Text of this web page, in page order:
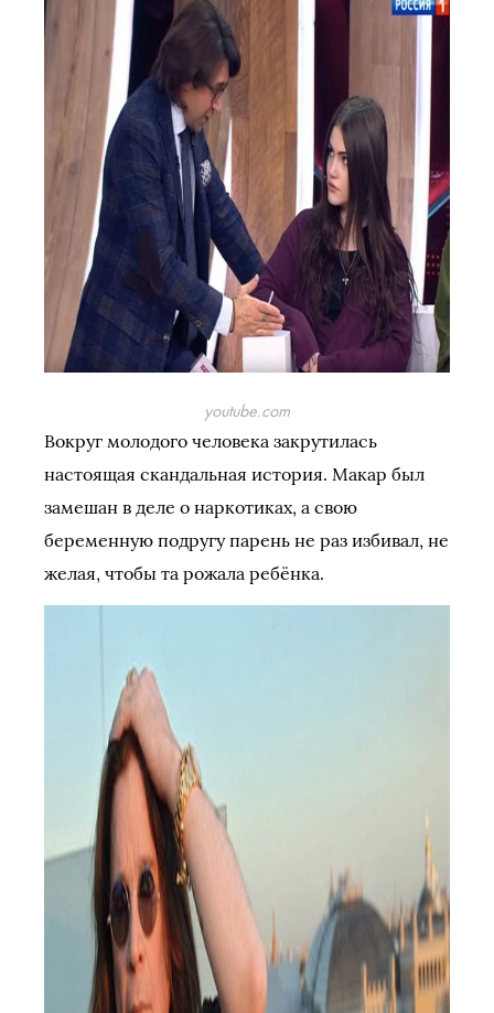
youtube.com
Вокруг молодого человека закрутилась
настоящая скандальная история. Макар был
замешан в деле о наркотиках, а свою
беременную подругу парень не раз избивал, не
желая, чтобы та рожала ребёнка.